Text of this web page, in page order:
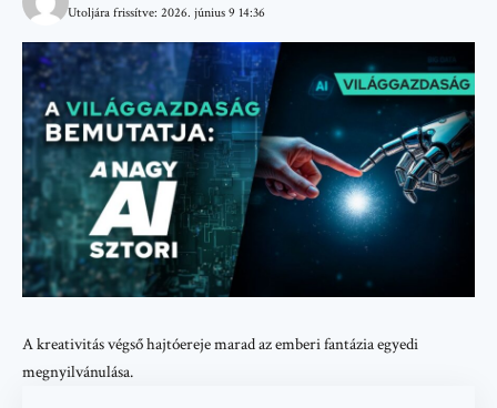
Utoljára frissítve: 2026. június 9 14:36
A kreativitás végső hajtóereje marad az emberi fantázia egyedi
megnyilvánulása.